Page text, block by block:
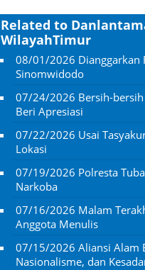
Related to
WilayahTimur
08/01/2026 Dianggarkan
Sinomwidodo
07/24/2026 Bersih-
Beri Apresiasi
07/22/2026 Usai
Lokasi
07/19/2026 Polresta
Narkoba
07/16/2026 Malam
Anggota Menulis
07/15/2026 Aliansi Alam
Nasionalisme, dan